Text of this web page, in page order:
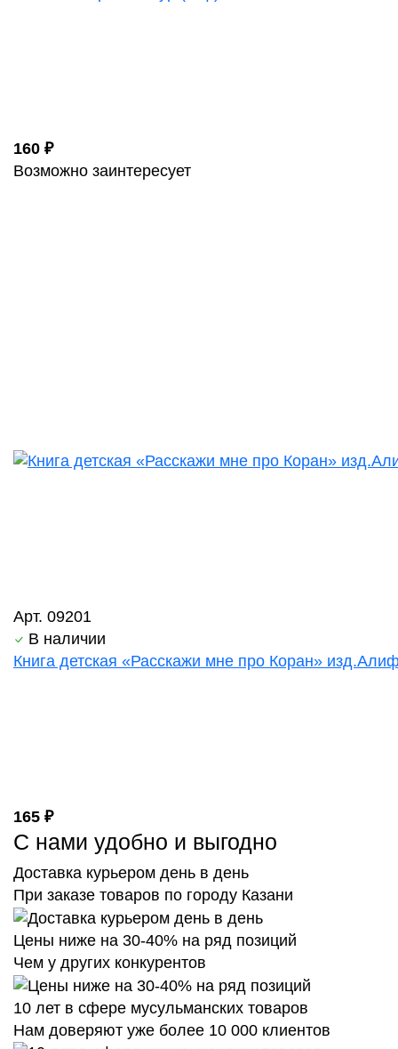
160 ₽
Возможно заинтересует
Арт. 09201
В наличии
Книга детская «Расскажи мне про Коран»
165 ₽
С нами удобно и выгодно
Доставка курьером день в день
При заказе товаров по городу Казани
Цены ниже на 30-40% на ряд позиций
Чем у других конкурентов
10 лет в сфере мусульманских товаров
Нам доверяют уже более 10 000 клиентов